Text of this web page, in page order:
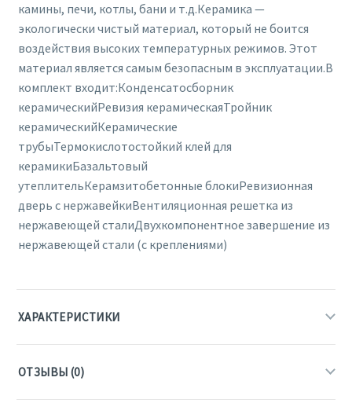
камины, печи, котлы, бани и т.д.Керамика —
экологически чистый материал, который не боится
воздействия высоких температурных режимов. Этот
материал является самым безопасным в эксплуатации.В
комплект входит:Конденсатосборник
керамическийРевизия керамическаяТройник
керамическийКерамические
трубыТермокислотостойкий клей для
керамикиБазальтовый
утеплительКерамзитобетонные блокиРевизионная
дверь с нержавейкиВентиляционная решетка из
нержавеющей сталиДвухкомпонентное завершение из
нержавеющей стали (с креплениями)
ХАРАКТЕРИСТИКИ
ОТЗЫВЫ (0)